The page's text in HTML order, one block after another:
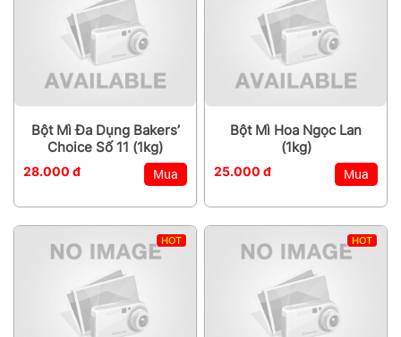
Bột Mì Đa Dụng Bakers’
Choice Số 11 (1kg)
28.000 đ Mua
Bột Mì Hoa Ngọc Lan
(1kg)
25.000 đ Mua
HOT HOT